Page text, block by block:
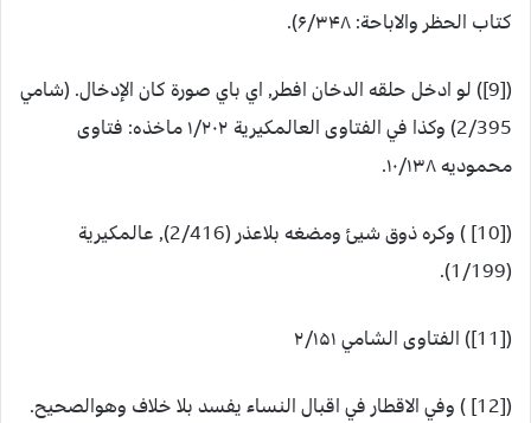
كتاب الحظر والاباحة: ۶/۳۴۸).
([9]) لو ادخل حلقه الدخان افطر, اي باي صورة كان الإدخال. (شامي
2/395) وكذا في الفتاوى العالمكيرية ۱/۲۰۲ ماخذه: فتاوى
محموديه ۱۰/۱۳۸.
([10] ) وكره ذوق شيئ ومضغه بلاعذر (2/416), عالمكيرية
(1/199).
([11]) الفتاوى الشامي ۲/۱۵۱
([12] ) وفي الاقطار في اقبال النساء يفسد بلا خلاف وهوالصحيح.